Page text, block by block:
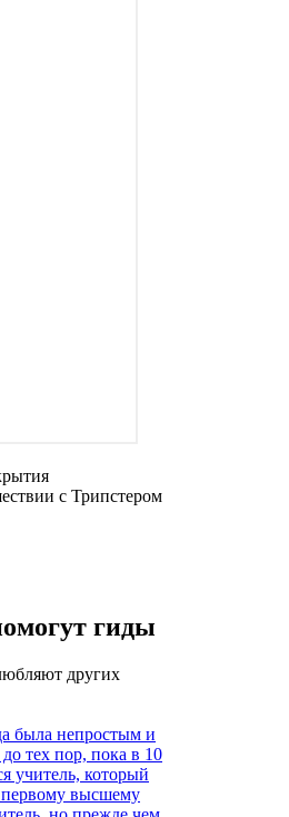
с Трипстером
гиды
других
была непростым и
тех пор, пока в 10
учитель, который
высшему